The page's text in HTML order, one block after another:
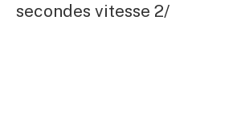
secondes vitesse 2/